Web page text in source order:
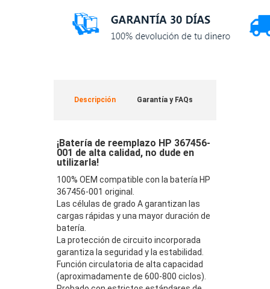
Descripción Garantía y FAQs
¡Batería de reemplazo HP 367456-
001 de alta calidad, no dude en
utilizarla!
100% OEM compatible con la batería HP
367456-001 original.
Las células de grado A garantizan las
cargas rápidas y una mayor duración de
batería.
La protección de circuito incorporada
garantiza la seguridad y la estabilidad.
Función circulatoria de alta capacidad
(aproximadamente de 600-800 ciclos).